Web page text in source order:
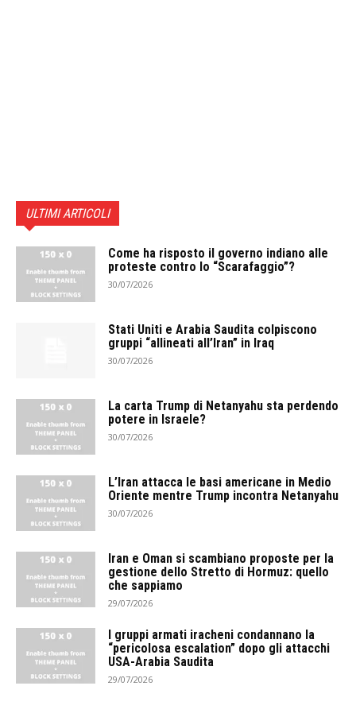
ULTIMI ARTICOLI
Come ha risposto il governo indiano alle
proteste contro lo “Scarafaggio”?
30/07/2026
Stati Uniti e Arabia Saudita colpiscono
gruppi “allineati all’Iran” in Iraq
30/07/2026
La carta Trump di Netanyahu sta perdendo
potere in Israele?
30/07/2026
L’Iran attacca le basi americane in Medio
Oriente mentre Trump incontra Netanyahu
30/07/2026
Iran e Oman si scambiano proposte per la
gestione dello Stretto di Hormuz: quello
che sappiamo
29/07/2026
I gruppi armati iracheni condannano la
“pericolosa escalation” dopo gli attacchi
USA-Arabia Saudita
29/07/2026